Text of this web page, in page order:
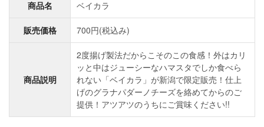
商品名 ベイカラ
販売価格 700円(税込み)
商品説明
2度揚げ製法だからこそのこの食感！外はカリ
ッと中はジューシーなハマスタでしか食べら
れない「ベイカラ」が新潟で限定販売！仕上
げのグラナパダーノチーズを絡めてからのご
提供！アツアツのうちにご賞味ください!!